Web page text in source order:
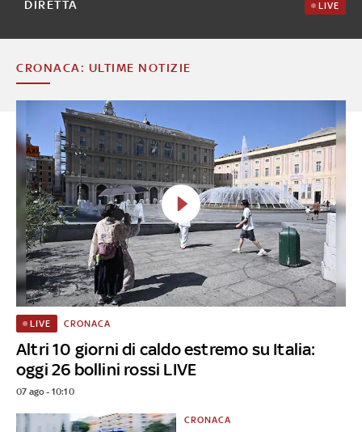
DIRETTA LIVE
CRONACA: ULTIME NOTIZIE
Altri 10 giorni di caldo estremo su Italia:
oggi 26 bollini rossi LIVE
LIVE CRONACA
07 ago - 10:10
CRONACA